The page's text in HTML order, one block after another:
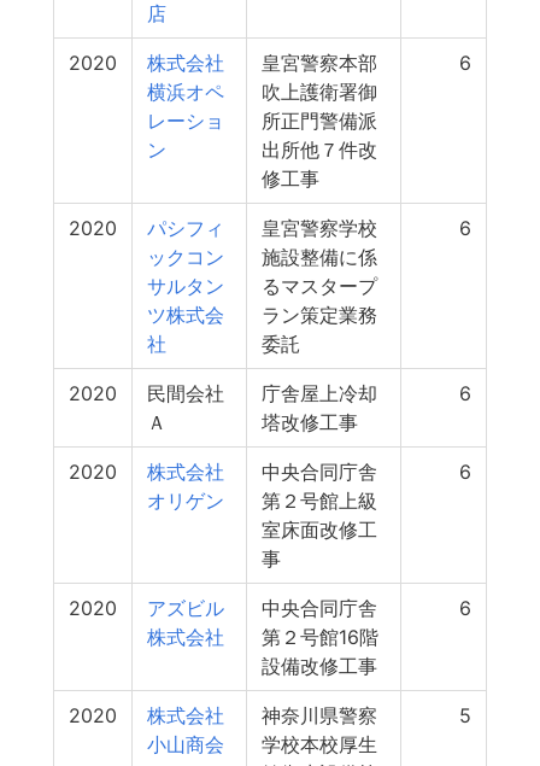
店
2020
株式会社
横浜オペ
レーショ
ン
皇宮警察本部
吹上護衛署御
所正門警備派
出所他７件改
修工事
6
2020
パシフィ
ックコン
サルタン
ツ株式会
社
皇宮警察学校
施設整備に係
るマスタープ
ラン策定業務
委託
6
2020
民間会社
Ａ
庁舎屋上冷却
塔改修工事
6
2020
株式会社
オリゲン
中央合同庁舎
第２号館上級
室床面改修工
事
6
2020
アズビル
株式会社
中央合同庁舎
第２号館16階
設備改修工事
6
2020
株式会社
小山商会
神奈川県警察
学校本校厚生
5